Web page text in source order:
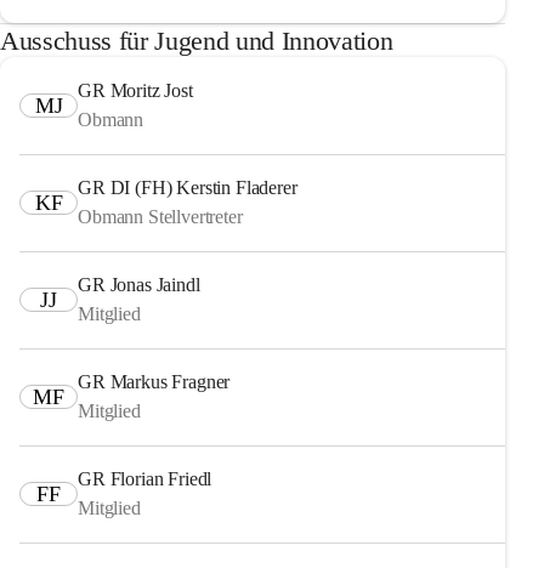
Ausschuss für Jugend und Innovation
MJ
GR Moritz Jost
Obmann
KF
GR DI (FH) Kerstin Fladerer
Obmann Stellvertreter
JJ
GR Jonas Jaindl
Mitglied
MF
GR Markus Fragner
Mitglied
FF
GR Florian Friedl
Mitglied